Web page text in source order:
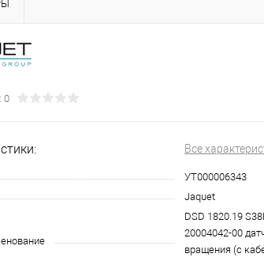
0
Все
УТ000006343
Jaquet
DSD 1820.19
20004042-00
вращения (с